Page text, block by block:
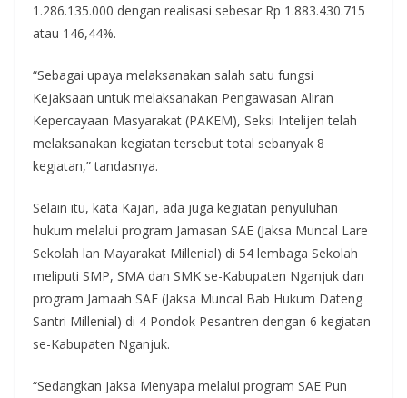
1.286.135.000 dengan realisasi sebesar Rp 1.883.430.715
atau 146,44%.
“Sebagai upaya melaksanakan salah satu fungsi
Kejaksaan untuk melaksanakan Pengawasan Aliran
Kepercayaan Masyarakat (PAKEM), Seksi Intelijen telah
melaksanakan kegiatan tersebut total sebanyak 8
kegiatan,” tandasnya.
Selain itu, kata Kajari, ada juga kegiatan penyuluhan
hukum melalui program Jamasan SAE (Jaksa Muncal Lare
Sekolah lan Mayarakat Millenial) di 54 lembaga Sekolah
meliputi SMP, SMA dan SMK se-Kabupaten Nganjuk dan
program Jamaah SAE (Jaksa Muncal Bab Hukum Dateng
Santri Millenial) di 4 Pondok Pesantren dengan 6 kegiatan
se-Kabupaten Nganjuk.
“Sedangkan Jaksa Menyapa melalui program SAE Pun